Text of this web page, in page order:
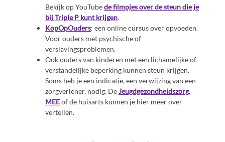
Bekijk op YouTubede filmpjes over de steun die je
bij Triple P kunt krijgen.
KopOpOuders: een online cursus over opvoeden.
Voor ouders met psychische of
verslavingsproblemen.
Ook ouders van kinderen met een lichamelijke of
verstandelijke beperking kunnen steun krijgen.
Soms heb je een indicatie, een verwijzing van een
zorgverlener, nodig. DeJeugdgezondheidszorg,
MEEof de huisarts kunnen je hier meer over
vertellen.